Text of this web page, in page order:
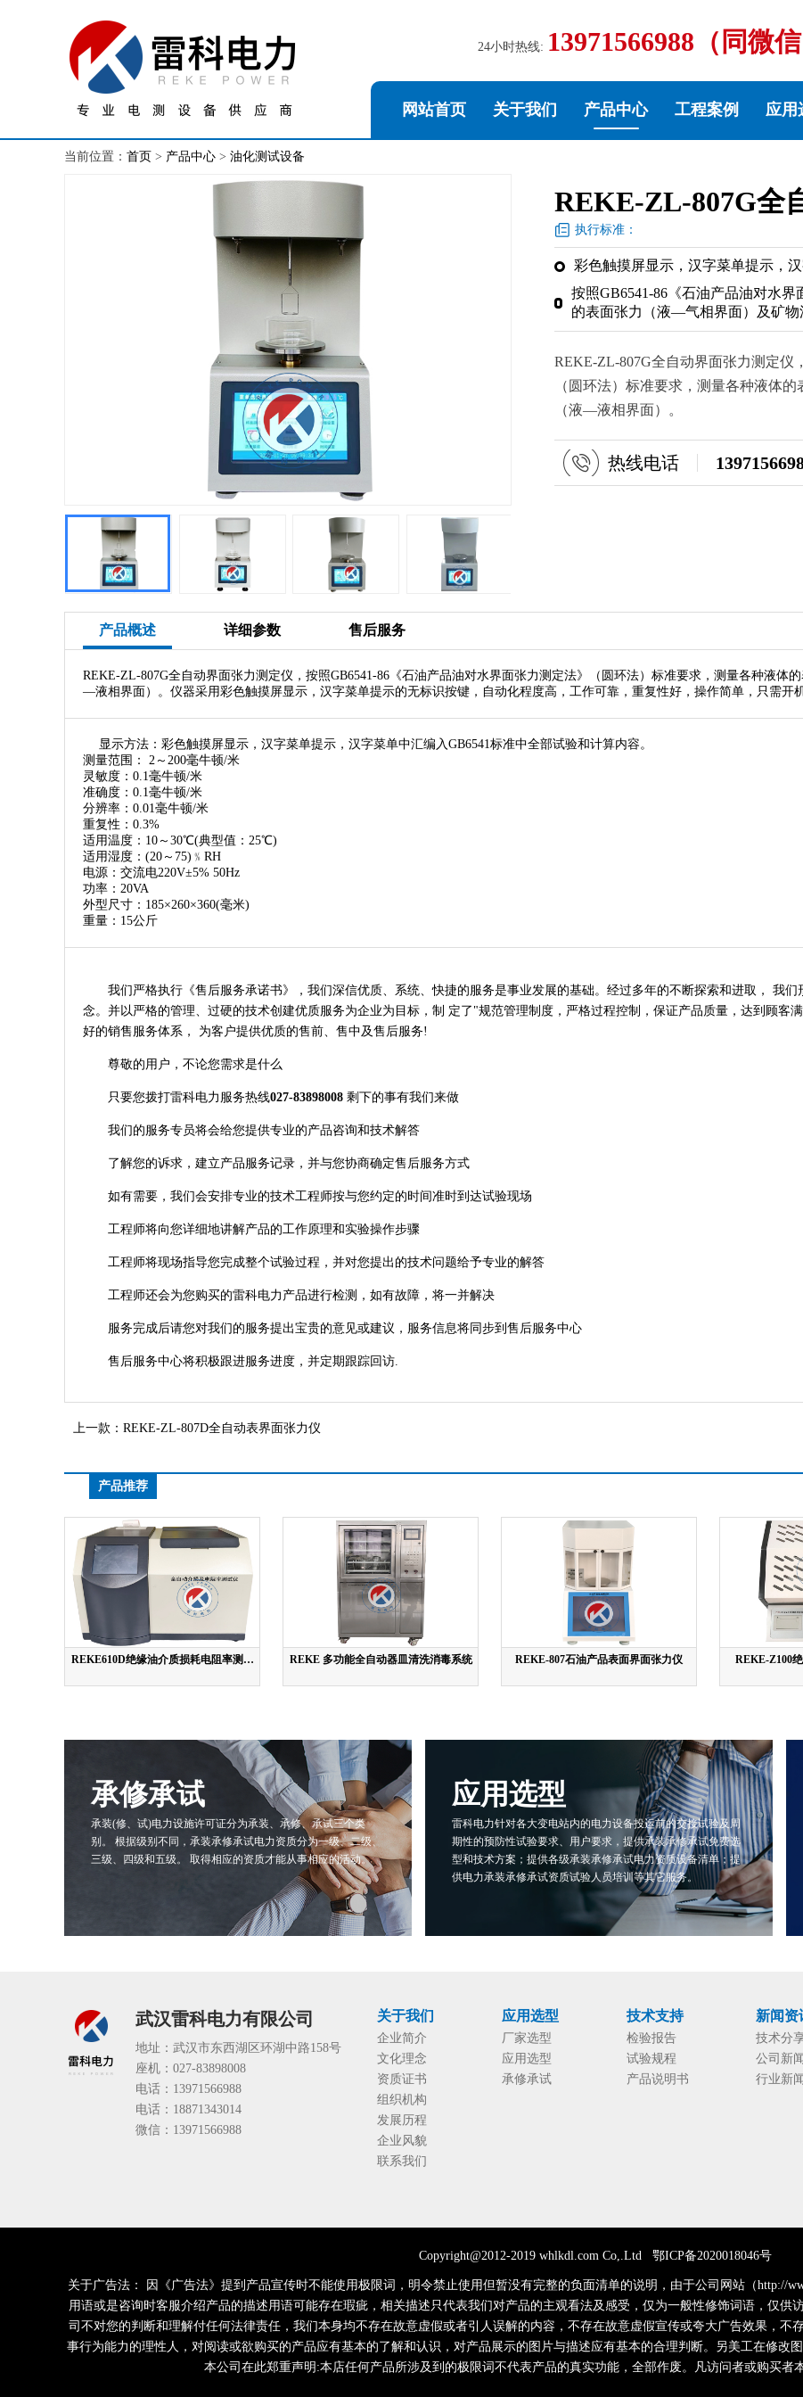
24小时热线: 13971566988（同微信
网站首页 关于我们 产品中心 工程案例 应用
当前位置： 首页 > 产品中心 > 油化测试设备
REKE-ZL-807G全
执行标准：
彩色触摸屏显示，汉字菜单提示，
按照GB6541-86《石油产品油对水
的表面张力（液—气相界面）及矿
REKE-ZL-807G全自动界面张力测定仪
（圆环法）标准要求，测量各种液体
（液—液相界面）。
热线电话
产品概述 详细参数 售后服务
REKE-ZL-807G全自动界面张力测定仪，按照GB6541-86《石油产品油对水界面张力测定法》（圆环法）标准要求，测量各种液
—液相界面）。仪器采用彩色触摸屏显示，汉字菜单提示的无标识按键，自动化程度高，工作可靠，重复性好，操作简单，只需开
显示方法：彩色触摸屏显示，汉字菜单提示，汉字菜单中汇编入GB6541标准中全部试验和计算内容。
测量范围： 2～200毫牛顿/米
灵敏度：0.1毫牛顿/米
准确度：0.1毫牛顿/米
分辨率：0.01毫牛顿/米
重复性：0.3%
适用温度：10～30℃(典型值：25℃)
适用湿度：(20～75)﹪RH
电源：交流电220V±5% 50Hz
功率：20VA
外型尺寸：185×260×360(毫米)
重量：15公斤
我们严格执行《售后服务承诺书》，我们深信优质、系统、快捷的服务是事业发展的基础。经过多年的不断探索和进取， 我们
念。并以严格的管理、过硬的技术创建优质服务为企业为目标，制 定了"规范管理制度，严格过程控制，保证产品质量，达到顾客
好的销售服务体系， 为客户提供优质的售前、售中及售后服务!
尊敬的用户，不论您需求是什么
只要您拨打雷科电力服务热线027-83898008 剩下的事有我们来做
我们的服务专员将会给您提供专业的产品咨询和技术解答
了解您的诉求，建立产品服务记录，并与您协商确定售后服务方式
如有需要，我们会安排专业的技术工程师按与您约定的时间准时到达试验现场
工程师将向您详细地讲解产品的工作原理和实验操作步骤
工程师将现场指导您完成整个试验过程，并对您提出的技术问题给予专业的解答
工程师还会为您购买的雷科电力产品进行检测，如有故障，将一并解决
服务完成后请您对我们的服务提出宝贵的意见或建议，服务信息将同步到售后服务中心
售后服务中心将积极跟进服务进度，并定期跟踪回访.
上一款： REKE-ZL-807D全自动表界面张力仪
产品推荐
REKE610D绝缘油介质损耗电阻率测试
REKE 多功能全自动器皿清洗消毒系统 REKE-807石油产品表面界面张力仪 REKE-Z100
承修承试
承装(修、试)电力设施许可证分为承装、承修、承试三个类
别。 根据级别不同，承装承修承试电力资质分为一级、二级、
三级、四级和五级。 取得相应的资质才能从事相应的活动。
应用选型
雷科电力针对各大变电站内的电力设备投运前的交接试验及周
期性的预防性试验要求、用户要求，提供承装承修承试免费选
型和技术方案；提供各级承装承修承试电力资质设备清单；提
供电力承装承修承试资质试验人员培训等其它服务。
武汉雷科电力有限公司
地址：武汉市东西湖区环湖中路158号
座机：027-83898008
电话：13971566988
电话：18871343014
微信：13971566988
关于我们
企业简介
文化理念
资质证书
组织机构
发展历程
企业风貌
联系我们
应用选型
厂家选型
应用选型
承修承试
技术支持
检验报告
试验规程
产品说明书
新闻资
技术分
公司新闻
行业新闻
Copyright@2012-2019 whlkdl.com Co,.Ltd 鄂ICP备2020018046号
关于广告法： 因《广告法》提到产品宣传时不能使用极限词，明令禁止使用但暂没有完整的负面清单的说明，由于公司网站（http://
用语或是咨询时客服介绍产品的描述用语可能存在瑕疵，相关描述只代表我们对产品的主观看法及感受，仅为一般性修饰词语，仅供
司不对您的判断和理解付任何法律责任，我们本身均不存在故意虚假或者引人误解的内容，不存在故意虚假宣传或夸大广告效果，不
事行为能力的理性人，对阅读或欲购买的产品应有基本的了解和认识，对产品展示的图片与描述应有基本的合理判断。另美工在修改
本公司在此郑重声明:本店任何产品所涉及到的极限词不代表产品的真实功能，全部作废。凡访问者或购买者